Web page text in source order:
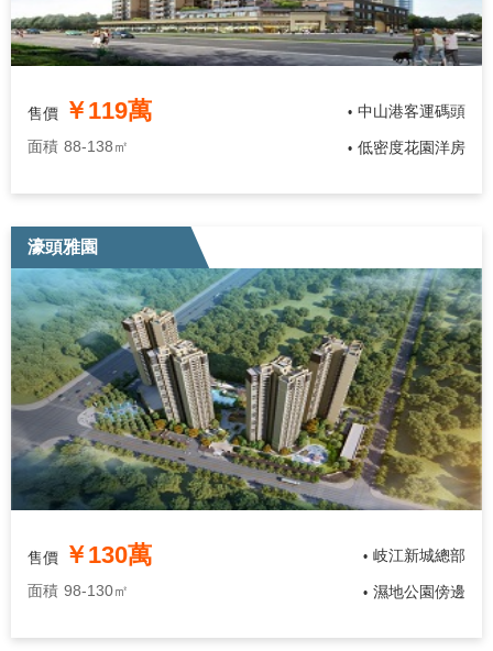
售價 ￥119萬
面積 88-138㎡
• 中山港客運碼頭
• 低密度花園洋房
濠頭雅園
售價 ￥130萬
面積 98-130㎡
• 岐江新城總部
• 濕地公園傍邊